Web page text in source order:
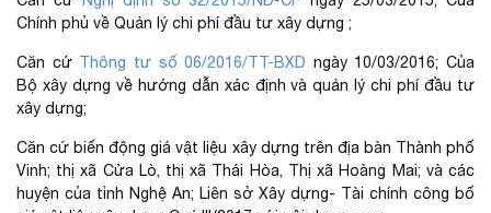
Chính phủ về Quản lý chi phí đầu tư xây dựng ;
Căn cứ Thông tư số 06/2016/TT-BXD ngày 10/03/2016; Của
Bộ xây dựng về hướng dẫn xác định và quản lý chi phí đầu tư
xây dựng;
Căn cứ biến động giá vật liệu xây dựng trên địa bàn Thành phố
Vinh; thị xã Cửa Lò, thị xã Thái Hòa, Thị xã Hoàng Mai; và các
huyện của tỉnh Nghệ An; Liên sở Xây dựng- Tài chính công bố